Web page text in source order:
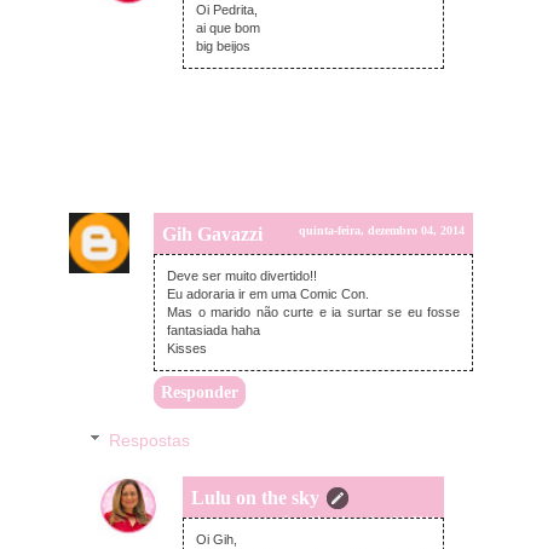
Oi Pedrita,
ai que bom
big beijos
Gih Gavazzi quinta-feira, dezembro 04, 2014
Deve ser muito divertido!!
Eu adoraria ir em uma Comic Con.
Mas o marido não curte e ia surtar se eu fosse
fantasiada haha
Kisses
Responder
Respostas
Lulu on the sky
quinta-feira, dezembro 04, 2014
Oi Gih,